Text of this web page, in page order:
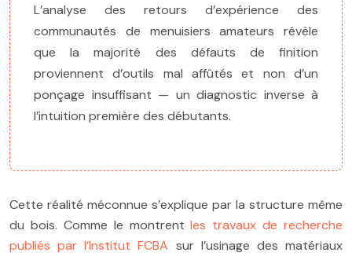
L’analyse des retours d’expérience des
communautés de menuisiers amateurs révèle
que la majorité des défauts de finition
proviennent d’outils mal affûtés et non d’un
ponçage insuffisant — un diagnostic inverse à
l’intuition première des débutants.
Cette réalité méconnue s’explique par la structure même
du bois. Comme le montrentles travaux de recherche
publiés par l’Institut FCBA sur l’usinage des matériaux